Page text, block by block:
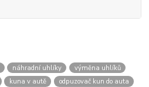
náhradní uhlíky
výměna uhlíků
kuna v autě
odpuzovač kun do auta